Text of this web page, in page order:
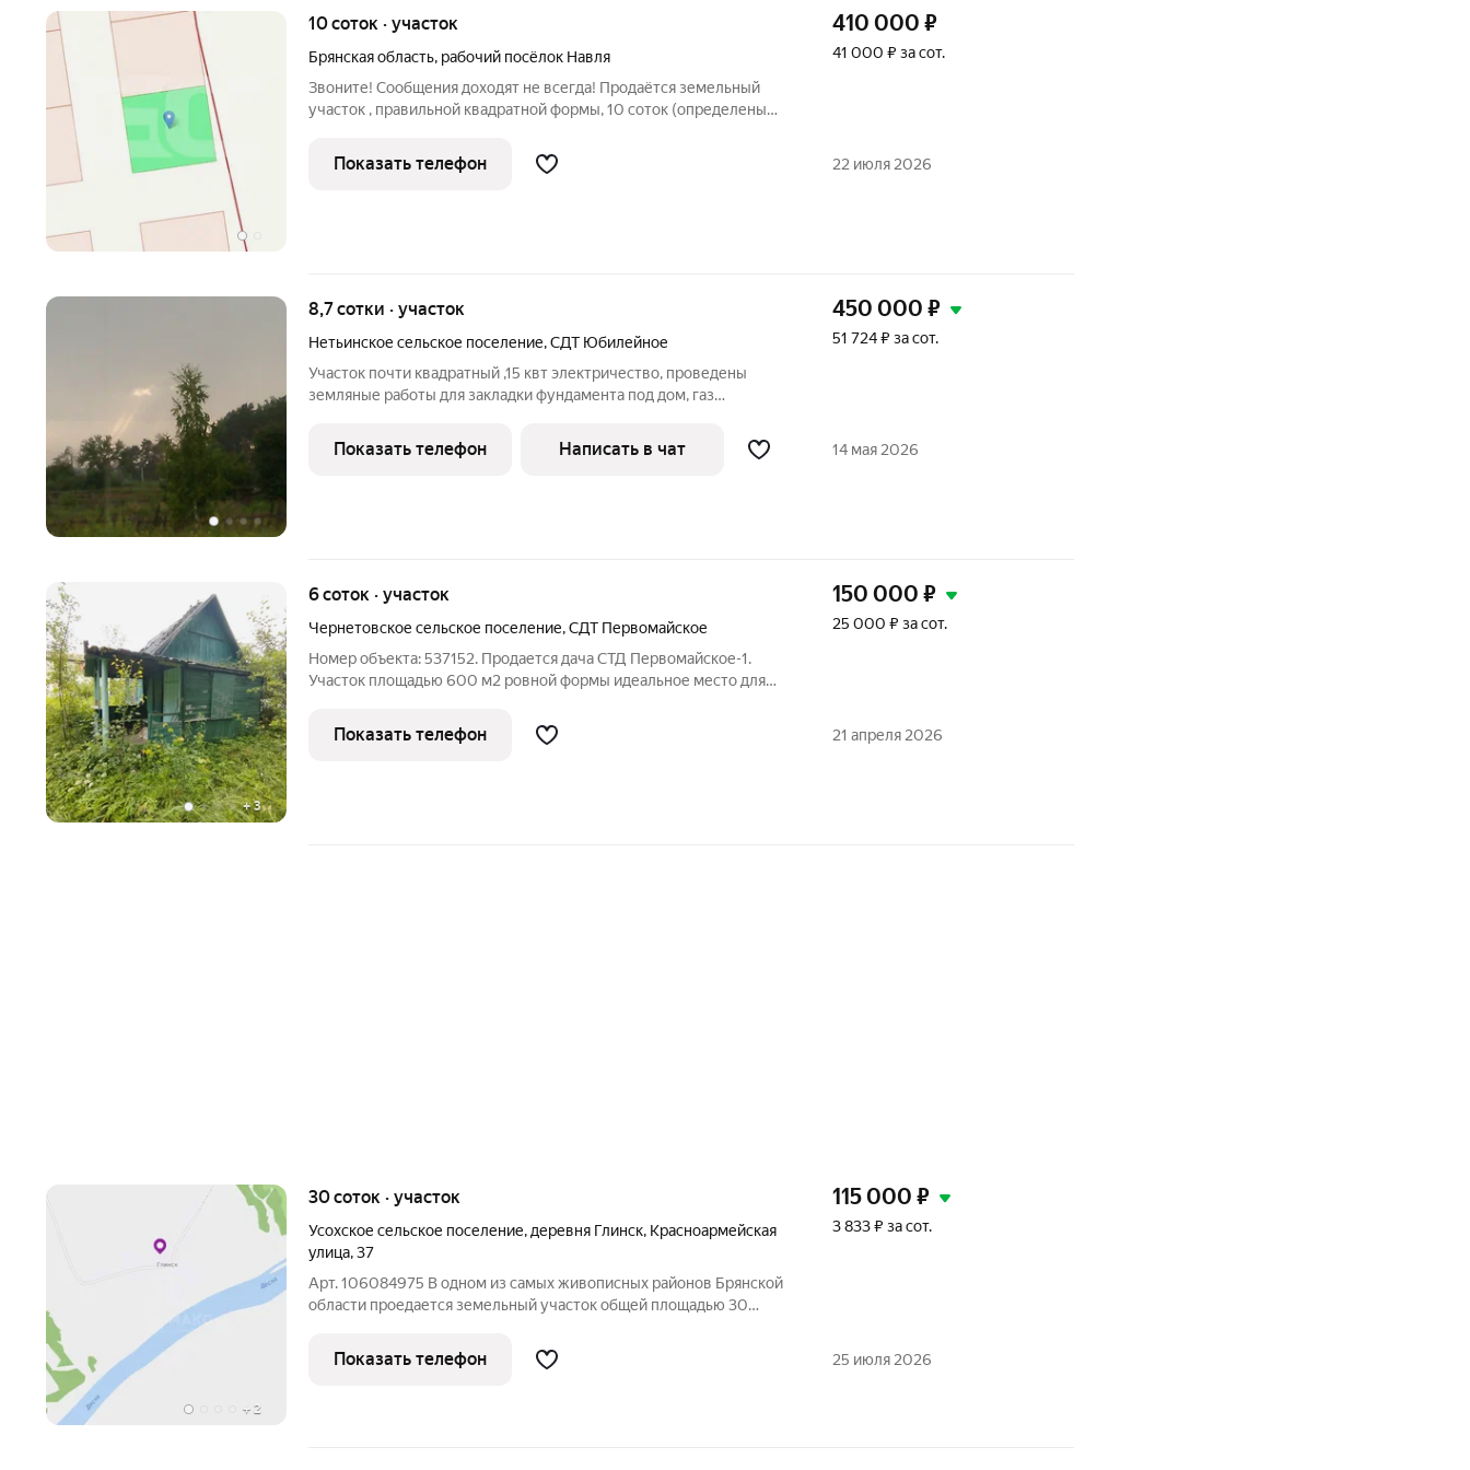
10 соток · участок
Брянская область, рабочий посёлок Навля
Звоните! Сообщения доходят не всегда! Продаётся земельный
участок , правильной квадратной формы, 10 соток (определены
пунктов, виды разрешенного использования- для ИЖС . Участок
находится на
410 000 ₽
41 000 ₽ за сот.
Показать телефон 22 июля 2026
8,7 сотки · участок
Нетьинское сельское поселение,СДТ Юбилейное
Участок почти квадратный ,15 квт электричество, проведены
земляные работы для закладки фундамента под дом, газ
подъездного места по фасаду .Соседи адекватные ,живут круглый
450 000 ₽
51 724 ₽ за сот.
Показать телефон Написать в чат 14 мая 2026
+3
6 соток · участок
Чернетовское сельское поселение,СДТ Первомайское
Номер объекта: 537152. Продается дача СТД Первомайское-1.
Участок площадью 600 м2 ровной формы идеальное место для
уютный деревянный домик, который отлично подойдет для
летнего проживания. На
150 000 ₽
25 000 ₽ за сот.
Показать телефон 21 апреля 2026
+ 2
30 соток · участок
Усохское сельское поселение, деревня Глинск, Красноармейская
улица,37
Арт. 106084975 В одном из самых живописных районов Брянской
области проедается земельный участок общей площадью 30
д.37. Деревня Глинск расположена рядом с дорогой на Трубчевск
115 000 ₽
3 833 ₽ за сот.
Показать телефон 25 июля 2026